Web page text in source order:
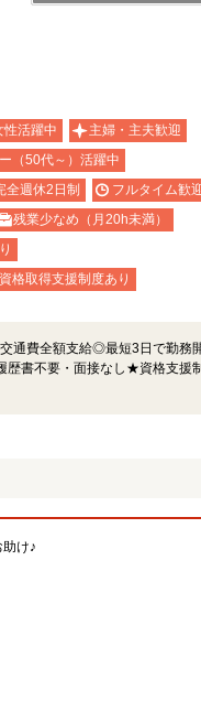
性活躍中
主婦・主夫歓迎
（50代～）活躍中
全週休2日制
フルタイム歓
残業少なめ（月20h未満）
資格取得支援制度あり
通費全額支給◎最短3日で勤務
歴書不要・面接なし★資格支援
け♪